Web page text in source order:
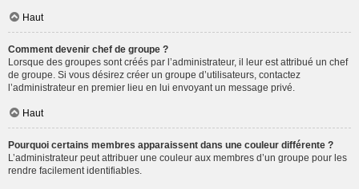
Haut
Comment devenir chef de groupe ?
Lorsque des groupes sont créés par l’administrateur, il leur est attribué un chef
de groupe. Si vous désirez créer un groupe d’utilisateurs, contactez
l’administrateur en premier lieu en lui envoyant un message privé.
Haut
Pourquoi certains membres apparaissent dans une couleur différente ?
L’administrateur peut attribuer une couleur aux membres d’un groupe pour les
rendre facilement identifiables.